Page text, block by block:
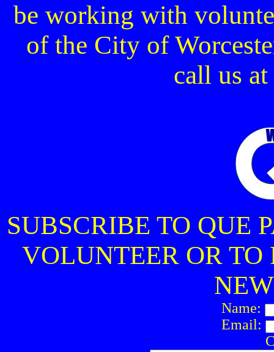
be working with
of the City of
call us
SUBSCRIBE TO QUE
VOLUNTEER OR
Name:
Email: